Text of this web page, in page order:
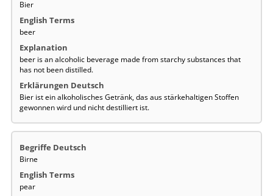
Bier
beer
beer is an alcoholic beverage made from starchy substances that
has not been distilled.
Bier ist ein alkoholisches Getränk, das aus stärkehaltigen Stoffen
gewonnen wird und nicht destilliert ist.
Birne
pear